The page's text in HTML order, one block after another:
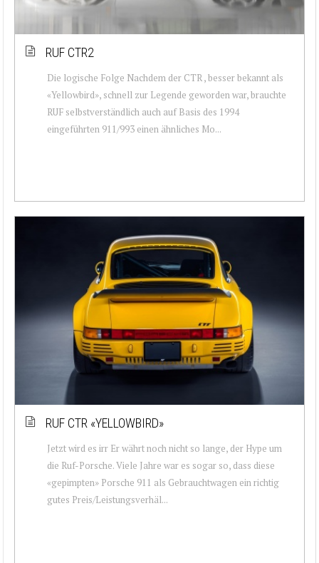
RUF CTR2
Die logische Folge Nachdem der CTR , besser bekannt als
«Yellowbird», schnell zur Legende geworden war, brauchte
RUF selbstverständlich auch auf Basis des 1994
eingeführten 911/993 einen ähnliches Mo...
RUF CTR «YELLOWBIRD»
Jetzt wird es irr Er währt noch nicht so lange, der Hype um
die Ruf-Porsche. Viele Jahre war es sogar so, dass diese
«gepimpten» Porsche 911 als Gebrauchtwagen ein richtig
gutes Preis/Leistungsverhäl...